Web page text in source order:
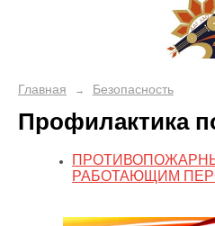
Главная → Безопасность
Профилактика
РАБОТАЮЩИМ